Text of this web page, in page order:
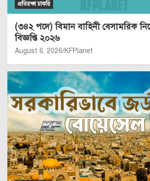
প্রতিরক্ষা চাকরি
(৩৪২ পদে) বিমান বাহিনী বেসামরিক
বিজ্ঞপ্তি ২০২৬
August 6, 2026 KFPlanet